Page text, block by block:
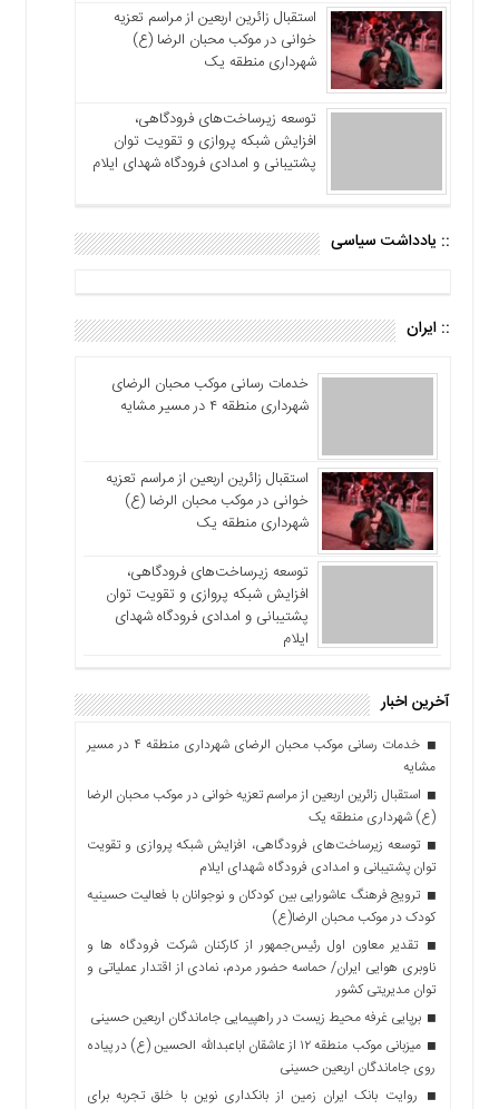
استقبال زائرین اربعین از مراسم تعزیه
خوانی در موکب محبان الرضا (ع)
شهرداری منطقه یک
توسعه زیرساخت‌های فرودگاهی،
افزایش شبکه پروازی و تقویت توان
پشتیبانی و امدادی فرودگاه شهدای ایلام
:: یادداشت سیاسی
:: ایران
خدمات رسانی موکب محبان الرضای
شهرداری منطقه ۴ در مسیر مشایه
استقبال زائرین اربعین از مراسم تعزیه
خوانی در موکب محبان الرضا (ع)
شهرداری منطقه یک
توسعه زیرساخت‌های فرودگاهی،
افزایش شبکه پروازی و تقویت توان
پشتیبانی و امدادی فرودگاه شهدای
ایلام
آخرین اخبار
خدمات رسانی موکب محبان الرضای شهرداری منطقه ۴ در مسیر
مشایه
استقبال زائرین اربعین از مراسم تعزیه خوانی در موکب محبان الرضا
(ع) شهرداری منطقه یک
توسعه زیرساخت‌های فرودگاهی، افزایش شبکه پروازی و تقویت
توان پشتیبانی و امدادی فرودگاه شهدای ایلام
ترویج فرهنگ عاشورایی بین کودکان و نوجوانان با فعالیت حسینیه
کودک در موکب محبان الرضا(ع)
تقدیر معاون اول رئیس‌جمهور از کارکنان شرکت فرودگاه ها و
ناوبری هوایی ایران/ حماسه حضور مردم، نمادی از اقتدار عملیاتی و
توان مدیریتی کشور
برپایی غرفه محیط زیست در راهپیمایی جاماندگان اربعین حسینی
میزبانی موکب منطقه ۱۲ از عاشقان اباعبدالله الحسین (ع) در پیاده
روی جاماندگان اربعین حسینی
روایت بانک ایران زمین از بانکداری نوین با خلق تجربه برای